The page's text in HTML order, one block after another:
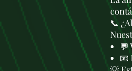
📞
💬
📧